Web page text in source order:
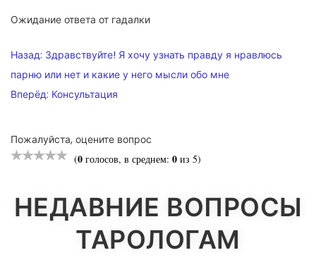
Ожидание ответа от гадалки
НАВИГАЦИЯ
ПО
ЗАПИСЯМ
Назад: Здравствуйте! Я хочу узнать правду я нравлюсь
парню или нет и какие у него мысли обо мне
Вперёд: Консультация
Пожалуйста, оцените вопрос
(0 голосов, в среднем: 0 из 5)
НЕДАВНИЕ ВОПРОСЫ
ТАРОЛОГАМ